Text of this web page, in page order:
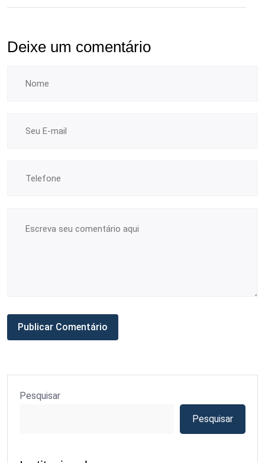
Deixe um comentário
Pesquisar
Pesquisar